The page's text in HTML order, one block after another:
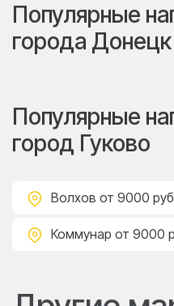
Популярные
города Донецк
Популярные
город Гуково
Волхов от 9000
Коммунар от 9000